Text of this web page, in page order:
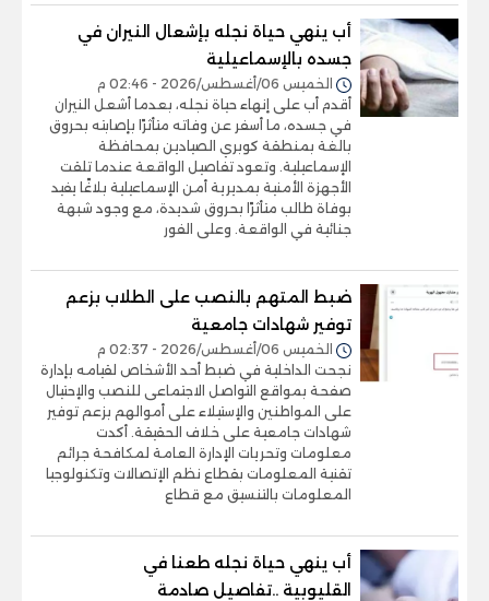
أب ينهي حياة نجله بإشعال النيران في
جسده بالإسماعيلية
الخميس 06/أغسطس/2026 - 02:46 م
أقدم أب على إنهاء حياة نجله، بعدما أشعل النيران
في جسده، ما أسفر عن وفاته متأثرًا بإصابته بحروق
بالغة بمنطقة كوبري الصيادين بمحافظة
الإسماعيلية. وتعود تفاصيل الواقعة عندما تلقت
الأجهزة الأمنية بمديرية أمن الإسماعيلية بلاغًا يفيد
بوفاة طالب متأثرًا بحروق شديدة، مع وجود شبهة
جنائية في الواقعة. وعلى الفور
ضبط المتهم بالنصب على الطلاب بزعم
توفير شهادات جامعية
الخميس 06/أغسطس/2026 - 02:37 م
نجحت الداخلية في ضبط أحد الأشخاص لقيامه بإدارة
صفحة بمواقع التواصل الاجتماعى للنصب والإحتيال
على المواطنين والإستيلاء على أموالهم بزعم توفير
شهادات جامعية على خلاف الحقيقة. أكدت
معلومات وتحريات الإدارة العامة لمكافحة جرائم
تقنية المعلومات بقطاع نظم الإتصالات وتكنولوجيا
المعلومات بالتنسيق مع قطاع
أب ينهي حياة نجله طعنا في
القليوبية ..تفاصيل صادمة